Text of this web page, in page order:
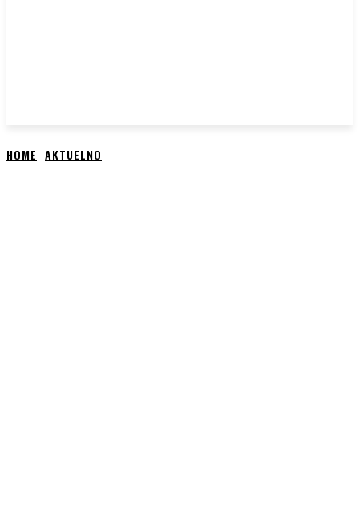
HOME AKTUELNO